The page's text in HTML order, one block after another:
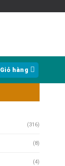
Giỏ hàng
(316)
(8)
(4)